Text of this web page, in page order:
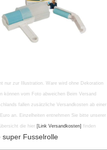
nur zur Illustration. Ware wird ohne Dekoration
können vom Foto abweichen Beim Versand
fallen zusätzliche Versandkosten ab einer
an. Einzelheiten entnehmen Sie bitte unserer
die hier [Link Versandkosten] finden
super Fusselrolle